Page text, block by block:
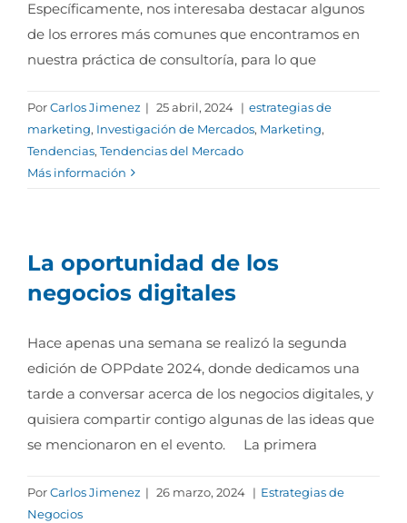
Específicamente, nos interesaba destacar algunos
de los errores más comunes que encontramos en
nuestra práctica de consultoría, para lo que
PorCarlos Jimenez | 25 abril, 2024 | estrategias de
marketing, Investigación de Mercados, Marketing,
Tendencias, Tendencias del Mercado
Más información
La oportunidad de los
negocios digitales
Hace apenas una semana se realizó la segunda
edición de OPPdate 2024, donde dedicamos una
tarde a conversar acerca de los negocios digitales, y
quisiera compartir contigo algunas de las ideas que
se mencionaron en el evento. La primera
PorCarlos Jimenez | 26 marzo, 2024 | Estrategias de
Negocios